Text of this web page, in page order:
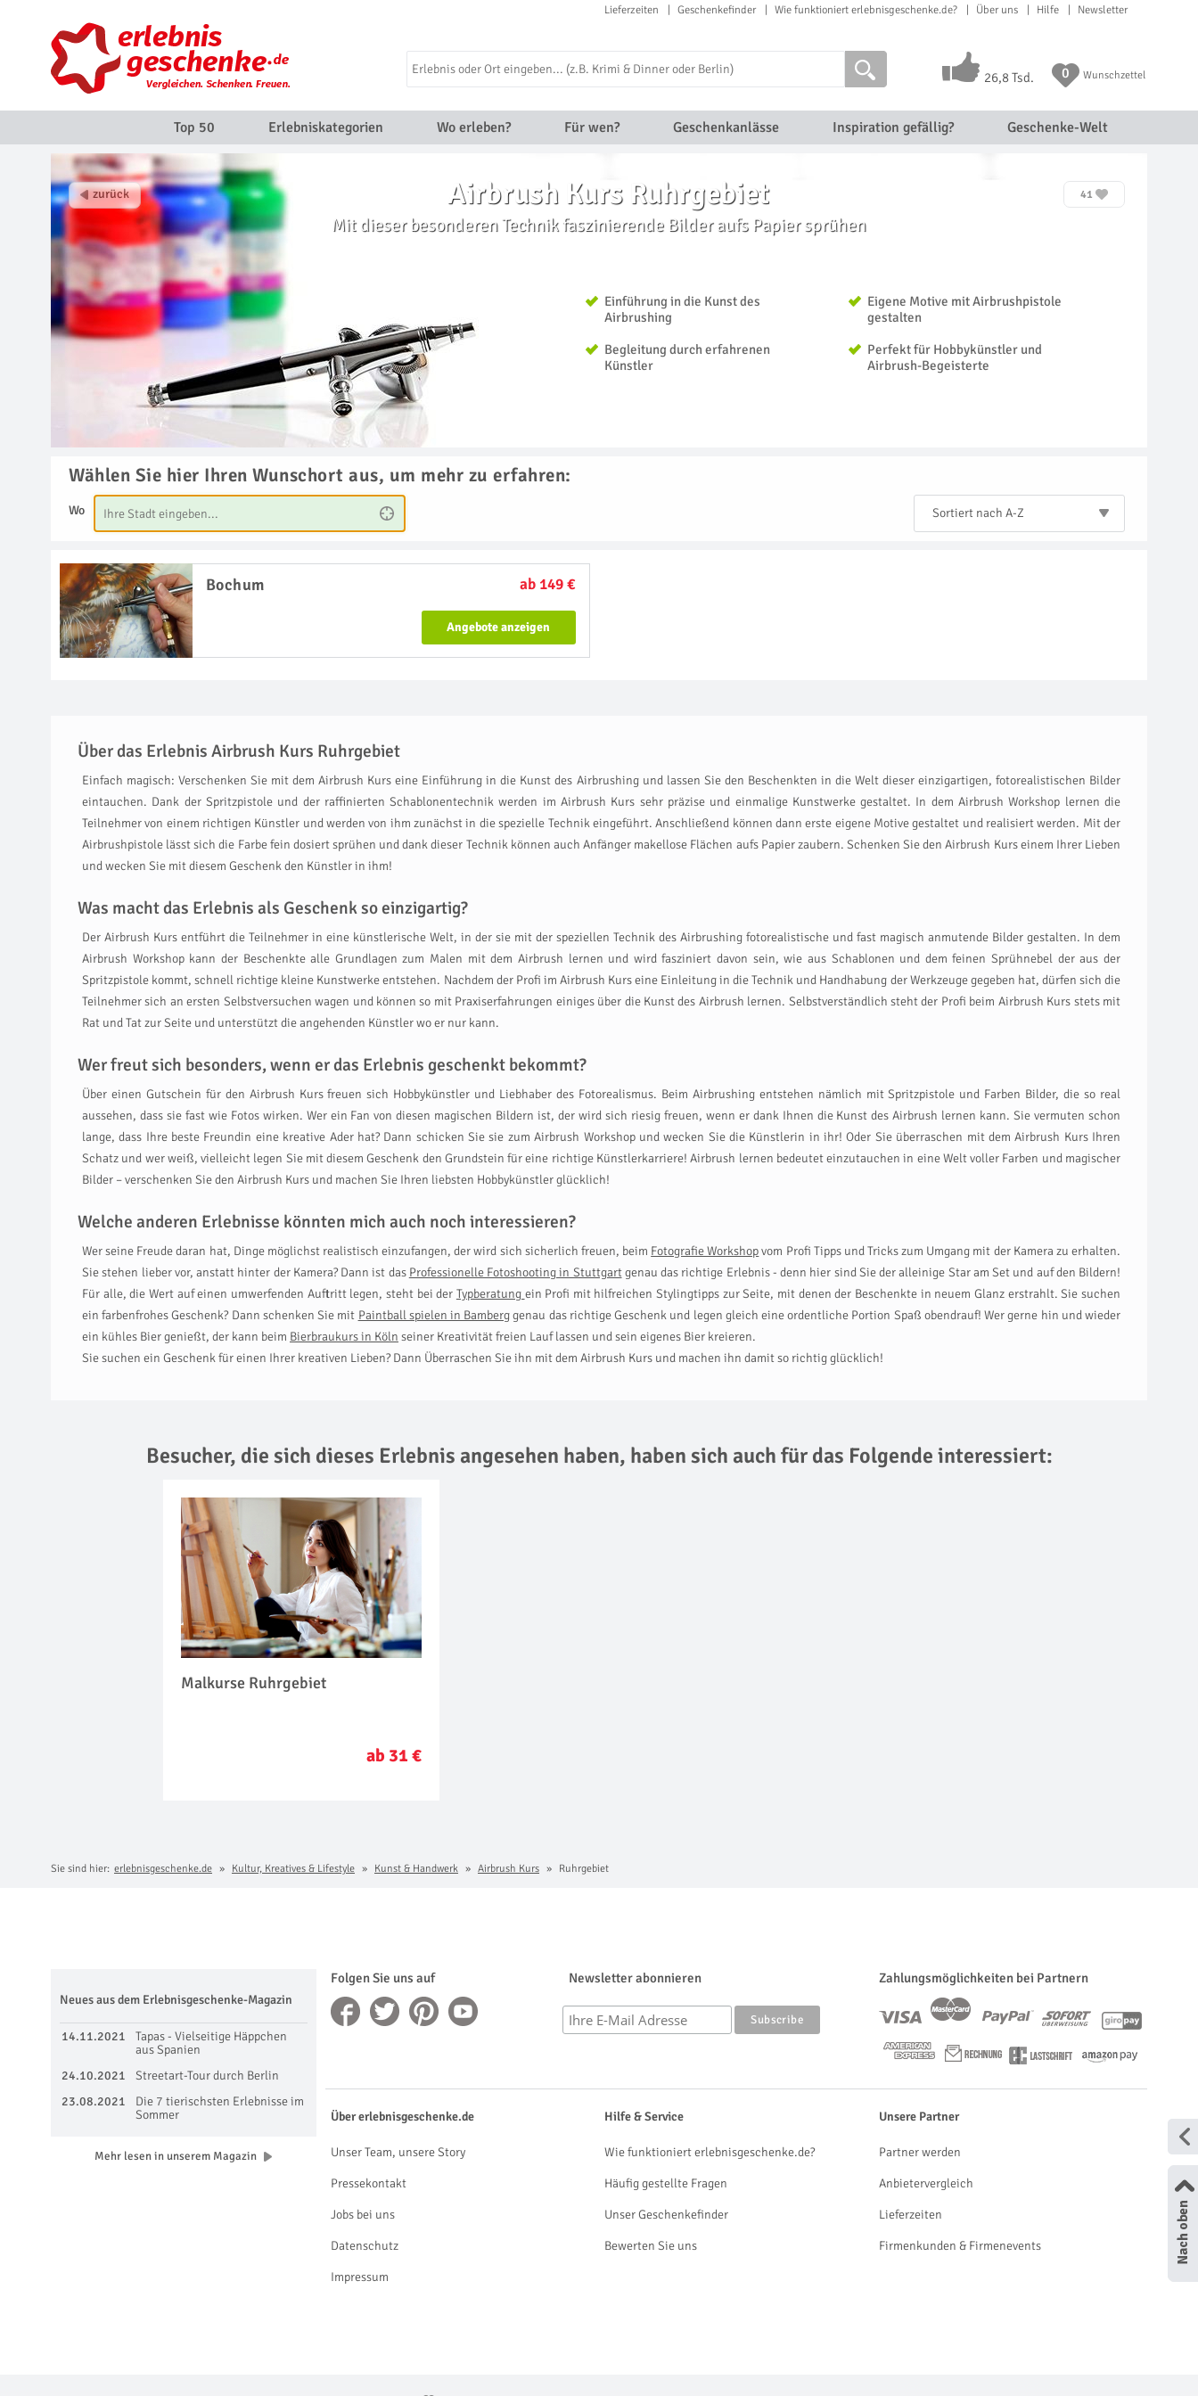
Lieferzeiten Geschenkefinder Wie funktioniert erlebnisgeschenke.de? Über uns Hilfe Newsletter
26,8 Tsd. 0 Wunschzettel
Top 50 Erlebniskategorien Wo erleben? Für wen? Geschenkanlässe Inspiration gefällig? Geschenke-Welt
Airbrush Kurs Ruhrgebiet 41
Mit dieser besonderen Technik faszinierende Bilder aufs Papier sprühen
Einführung in die Kunst des
Airbrushing
Eigene Motive mit Airbrushpistole
gestalten
Begleitung durch erfahrenen
Künstler
Perfekt für Hobbykünstler und
Airbrush-Begeisterte
Wählen Sie hier Ihren Wunschort aus, um mehr zu erfahren:
Wo Sortiert nach A-Z
Bochum ab 149 €
Angebote anzeigen
Über das Erlebnis Airbrush Kurs Ruhrgebiet
Einfach magisch: Verschenken Sie mit dem Airbrush Kurs eine Einführung in die Kunst des Airbrushing und lassen Sie den Beschenkten in die Welt dieser einzigartigen, fotorealistischen Bilder
eintauchen. Dank der Spritzpistole und der raffinierten Schablonentechnik werden im Airbrush Kurs sehr präzise und einmalige Kunstwerke gestaltet. In dem Airbrush Workshop lernen die
Teilnehmer von einem richtigen Künstler und werden von ihm zunächst in die spezielle Technik eingeführt. Anschließend können dann erste eigene Motive gestaltet und realisiert werden. Mit der
Airbrushpistole lässt sich die Farbe fein dosiert sprühen und dank dieser Technik können auch Anfänger makellose Flächen aufs Papier zaubern. Schenken Sie den Airbrush Kurs einem Ihrer Lieben
und wecken Sie mit diesem Geschenk den Künstler in ihm!
Was macht das Erlebnis als Geschenk so einzigartig?
Der Airbrush Kurs entführt die Teilnehmer in eine künstlerische Welt, in der sie mit der speziellen Technik des Airbrushing fotorealistische und fast magisch anmutende Bilder gestalten. In dem
Airbrush Workshop kann der Beschenkte alle Grundlagen zum Malen mit dem Airbrush lernen und wird fasziniert davon sein, wie aus Schablonen und dem feinen Sprühnebel der aus der
Spritzpistole kommt, schnell richtige kleine Kunstwerke entstehen. Nachdem der Profi im Airbrush Kurs eine Einleitung in die Technik und Handhabung der Werkzeuge gegeben hat, dürfen sich die
Teilnehmer sich an ersten Selbstversuchen wagen und können so mit Praxiserfahrungen einiges über die Kunst des Airbrush lernen. Selbstverständlich steht der Profi beim Airbrush Kurs stets mit
Rat und Tat zur Seite und unterstützt die angehenden Künstler wo er nur kann.
Wer freut sich besonders, wenn er das Erlebnis geschenkt bekommt?
Über einen Gutschein für den Airbrush Kurs freuen sich Hobbykünstler und Liebhaber des Fotorealismus. Beim Airbrushing entstehen nämlich mit Spritzpistole und Farben Bilder, die so real
aussehen, dass sie fast wie Fotos wirken. Wer ein Fan von diesen magischen Bildern ist, der wird sich riesig freuen, wenn er dank Ihnen die Kunst des Airbrush lernen kann. Sie vermuten schon
lange, dass Ihre beste Freundin eine kreative Ader hat? Dann schicken Sie sie zum Airbrush Workshop und wecken Sie die Künstlerin in ihr! Oder Sie überraschen mit dem Airbrush Kurs Ihren
Schatz und wer weiß, vielleicht legen Sie mit diesem Geschenk den Grundstein für eine richtige Künstlerkarriere! Airbrush lernen bedeutet einzutauchen in eine Welt voller Farben und magischer
Bilder – verschenken Sie den Airbrush Kurs und machen Sie Ihren liebsten Hobbykünstler glücklich!
Welche anderen Erlebnisse könnten mich auch noch interessieren?
Wer seine Freude daran hat, Dinge möglichst realistisch einzufangen, der wird sich sicherlich freuen, beim Fotografie Workshopvom Profi Tipps und Tricks zum Umgang mit der Kamera zu erhalten.
Sie stehen lieber vor, anstatt hinter der Kamera? Dann ist das Professionelle Fotoshooting in Stuttgartgenau das richtige Erlebnis - denn hier sind Sie der alleinige Star am Set und auf den Bildern!
Für alle, die Wert auf einen umwerfenden Auftritt legen, steht bei der Typberatung ein Profi mit hilfreichen Stylingtipps zur Seite, mit denen der Beschenkte in neuem Glanz erstrahlt. Sie suchen
ein farbenfrohes Geschenk? Dann schenken Sie mit Paintball spielen in Bamberggenau das richtige Geschenk und legen gleich eine ordentliche Portion Spaß obendrauf! Wer gerne hin und wieder
ein kühles Bier genießt, der kann beim Bierbraukurs in Köln seiner Kreativität freien Lauf lassen und sein eigenes Bier kreieren.
Sie suchen ein Geschenk für einen Ihrer kreativen Lieben? Dann Überraschen Sie ihn mit dem Airbrush Kurs und machen ihn damit so richtig glücklich!
Besucher, die sich dieses Erlebnis angesehen haben, haben sich auch für das Folgende interessiert:
Malkurse Ruhrgebiet
ab 31 €
Sie sind hier: erlebnisgeschenke.de Kultur, Kreatives & Lifestyle Kunst & Handwerk Airbrush Kurs Ruhrgebiet
Folgen Sie uns auf Newsletter abonnieren Zahlungsmöglichkeiten bei Partnern
Neues aus dem Erlebnisgeschenke-Magazin
14.11.2021
Tapas - Vielseitige Häppchen
aus Spanien
24.10.2021
Streetart-Tour durch Berlin
23.08.2021
Die 7 tierischsten Erlebnisse im
Sommer
Mehr lesen in unserem Magazin
Über erlebnisgeschenke.de
Unser Team, unsere Story
Pressekontakt
Jobs bei uns
Datenschutz
Impressum
Hilfe & Service
Wie funktioniert erlebnisgeschenke.de?
Häufig gestellte Fragen
Unser Geschenkefinder
Bewerten Sie uns
Unsere Partner
Partner werden
Anbietervergleich
Lieferzeiten
Firmenkunden & Firmenevents